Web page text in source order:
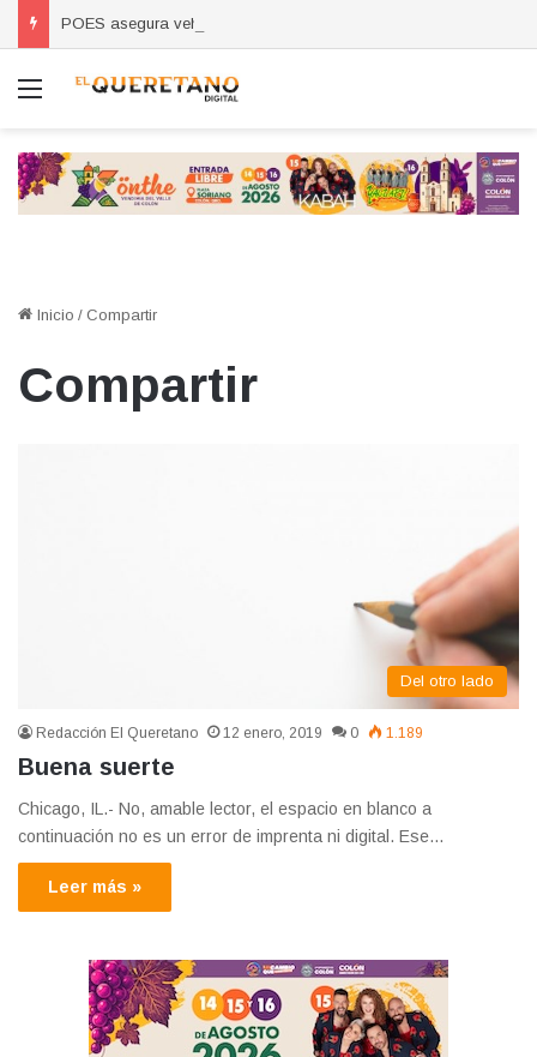
Menú
Inicio / Compartir
Compartir
Del otro lado
Redacción El Queretano 12 enero, 2019 0 1.189
Buena suerte
Chicago, IL.- No, amable lector, el espacio en blanco a
continuación no es un error de imprenta ni digital. Ese…
Leer más »